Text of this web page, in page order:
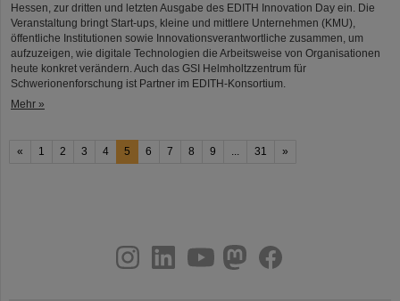
Hessen, zur dritten und letzten Ausgabe des EDITH Innovation Day ein. Die
Veranstaltung bringt Start-ups, kleine und mittlere Unternehmen (KMU),
öffentliche Institutionen sowie Innovationsverantwortliche zusammen, um
aufzuzeigen, wie digitale Technologien die Arbeitsweise von Organisationen
heute konkret verändern. Auch das GSI Helmholtzzentrum für
Schwerionenforschung ist Partner im EDITH-Konsortium.
Mehr »
« 1 2 3 4 5 6 7 8 9 ... 31 »
youtubehelmholtz.socialfacebook